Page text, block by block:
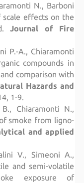
N., Barboni
scale effects on the
Journal of Fire
P.-A., Chiaramonti
compounds in
comparison with
Hazards and
1-9.
Chiaramonti N.,
smoke from ligno-
and applied
V., Simeoni A.,
and semi-volatile
exposure of